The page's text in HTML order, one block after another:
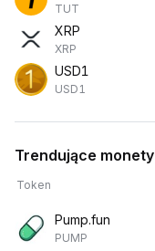
TUT
XRP
XRP
USD1
USD1
Trendujące monety
Token
Pump.fun
PUMP